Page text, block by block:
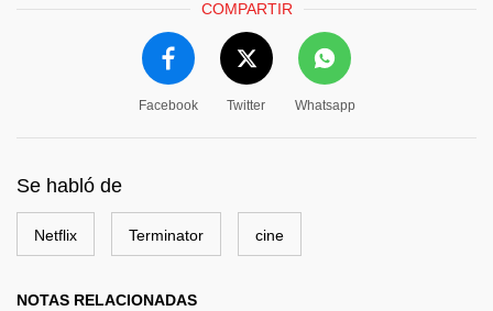
COMPARTIR
Facebook Twitter Whatsapp
Se habló de
Netflix Terminator cine
NOTAS RELACIONADAS